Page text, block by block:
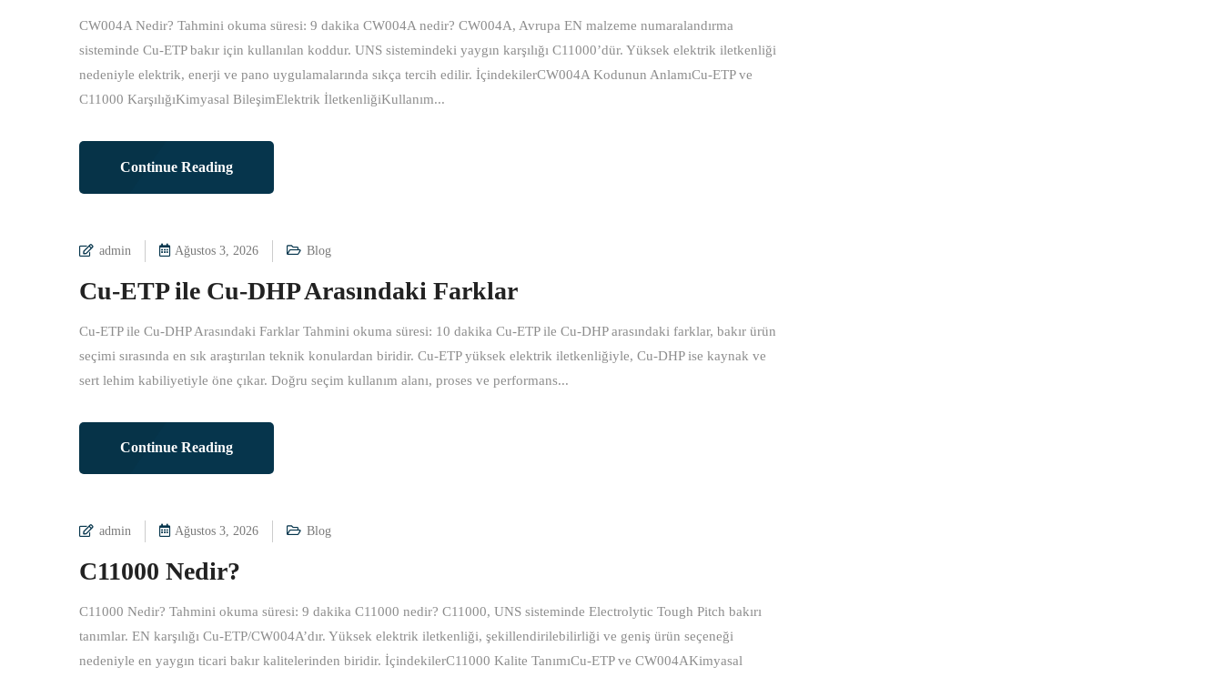
CW004A Nedir? Tahmini okuma süresi: 9 dakika CW004A nedir? CW004A, Avrupa EN malzeme numaralandırma
sisteminde Cu-ETP bakır için kullanılan koddur. UNS sistemindeki yaygın karşılığı C11000’dür. Yüksek elektrik iletkenliği
nedeniyle elektrik, enerji ve pano uygulamalarında sıkça tercih edilir. İçindekilerCW004A Kodunun AnlamıCu-ETP ve
C11000 KarşılığıKimyasal BileşimElektrik İletkenliğiKullanım...
Continue Reading
admin Ağustos 3, 2026 Blog
Cu-ETP ile Cu-DHP Arasındaki Farklar
Cu-ETP ile Cu-DHP Arasındaki Farklar Tahmini okuma süresi: 10 dakika Cu-ETP ile Cu-DHP arasındaki farklar, bakır ürün
seçimi sırasında en sık araştırılan teknik konulardan biridir. Cu-ETP yüksek elektrik iletkenliğiyle, Cu-DHP ise kaynak ve
sert lehim kabiliyetiyle öne çıkar. Doğru seçim kullanım alanı, proses ve performans...
Continue Reading
admin Ağustos 3, 2026 Blog
C11000 Nedir?
C11000 Nedir? Tahmini okuma süresi: 9 dakika C11000 nedir? C11000, UNS sisteminde Electrolytic Tough Pitch bakırı
tanımlar. EN karşılığı Cu-ETP/CW004A’dır. Yüksek elektrik iletkenliği, şekillendirilebilirliği ve geniş ürün seçeneği
nedeniyle en yaygın ticari bakır kalitelerinden biridir. İçindekilerC11000 Kalite TanımıCu-ETP ve CW004AKimyasal